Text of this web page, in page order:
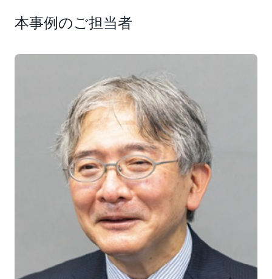
も、PC ログをベースに働き方を可視化するなど、2022
年 11 月までに約 25 のアプリケーションをリリースし
アプリケーションの中で象徴的なものが、施工管理に必
要な人員数を予測・シミュレーションする『人員山積み
の予測アプリケーション』です。工事の概要データと、
施工実績のデータを学習し、ビルの施工に必要な人的リ
ソースを予測します。これまで支店ごとに Excel などを
用いていた人員予測が、統一した基準で算出することが
可能になりました。デジタル室 先進デジタル技術グル
ープの山西利明氏は次のように語ります。
「人員山積みの予測アプリケーションは、過去の実績を
教師データに Amazon SageMaker で機械学習を実行し
て予測モデルを作成しました。初期段階の建築工事に対
してこのモデルを適用して人員数を予測しながら BI で
データを可視化しするものです。データ収集・蓄積基盤
と AI 基盤の連携の作り込みを工夫しながら、セキュリ
本事例のご担当者